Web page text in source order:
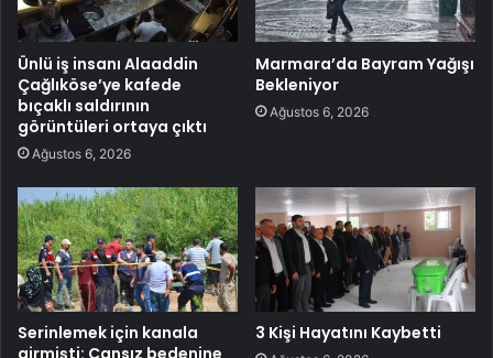
Ünlü iş insanı Alaaddin
Çağlıköse’ye kafede
bıçaklı saldırının
görüntüleri ortaya çıktı
Ağustos 6, 2026
Marmara’da Bayram Yağışı
Bekleniyor
Ağustos 6, 2026
Serinlemek için kanala
girmişti: Cansız bedenine
3 Kişi Hayatını Kaybetti